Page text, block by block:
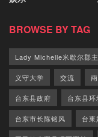
BROWSE BY TAG
Lady Michelle米歇尔郡主
义守大学 交流
台东县政府 台东县环
台东市长陈铭风 台東